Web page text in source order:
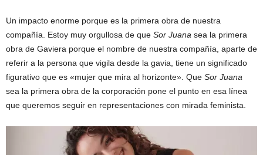
Un impacto enorme porque es la primera obra de nuestra
compañía. Estoy muy orgullosa de que Sor Juana sea la primera
obra de Gaviera porque el nombre de nuestra compañía, aparte de
referir a la persona que vigila desde la gavia, tiene un significado
figurativo que es «mujer que mira al horizonte». Que Sor Juana
sea la primera obra de la corporación pone el punto en esa línea
que queremos seguir en representaciones con mirada feminista.